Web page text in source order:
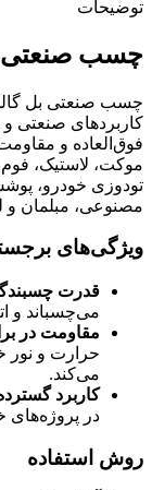
توضیحات
چسب صنعتی بل
کاربردهای صنعتی
فوق‌العاده و
موکت، لاستیک،
تودوزی خودرو،
مصنوعی، مبلمان و
ویژگی‌های
قدرت
می‌چسباند و
مقاومت در
حرارت و نور
می‌کند.
کاربرد
در پروژه‌های
روش استفاده